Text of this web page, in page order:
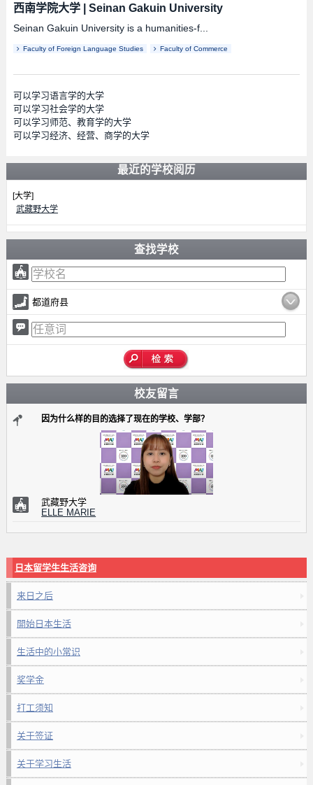
西南学院大学| Seinan Gakuin University
Seinan Gakuin University is a humanities-f...
Faculty of Foreign Language Studies Faculty of Commerce
可以学习语言学的大学
可以学习社会学的大学
可以学习师范、教育学的大学
可以学习经济、经营、商学的大学
最近的学校阅历
[大学]
武藏野大学
查找学校
都道府县
校友留言
因为什么样的目的选择了现在的学校、学部？
武藏野大学
ELLE MARIE
日本留学生生活咨询
来日之后
開始日本生活
生活中的小常识
奖学金
打工须知
关于签证
关于学习生活